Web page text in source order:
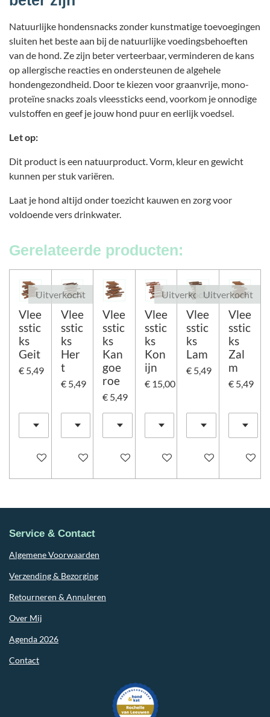
Natuurlijke hondensnacks zonder kunstmatige toevoegingen
sluiten het beste aan bij de natuurlijke voedingsbehoeften
van de hond. Ze zijn beter verteerbaar, verminderen de kans
op allergische reacties en ondersteunen de algehele
hondengezondheid. Door te kiezen voor graanvrije, mono-
proteïne snacks zoals vleessticks eend, voorkom je onnodige
vulstoffen en geef je jouw hond puur en eerlijk voedsel.
Let op:
Dit product is een natuurproduct. Vorm, kleur en gewicht
kunnen per stuk variëren.
Laat je hond altijd onder toezicht kauwen en zorg voor
voldoende vers drinkwater.
Gerelateerde producten:
Vlee
sstic
ks
Geit
€ 5,49
In winkelwagen
Uitverkocht
Vlee
sstic
ks
Her
t
€ 5,49
Houd mij op de hoogte
Vlee
sstic
ks
Kan
goe
roe
€ 5,49
In winkelwagen
Vlee
sstic
ks
Kon
ijn
€ 15,00
In winkelwagen
Uitverkocht
Vlee
sstic
ks
Lam
€ 5,49
Houd mij op de
Uitverkocht
Vlee
sstic
ks
Zal
m
€ 5,49
Houd
Service & Contact
Algemene Voorwaarden
Verzending & Bezorging
Retourneren & Annuleren
Over Mij
Agenda 2026
Contact